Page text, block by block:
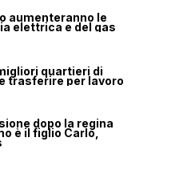
aumenteranno le
elettrica e del gas
quartieri di
trasferire per lavoro
dopo la regina
è il figlio Carlo,